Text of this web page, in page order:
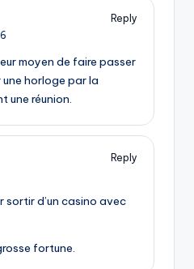
Reply
moyen de faire passer
horloge par la
une réunion.
Reply
d’un casino avec
fortune.